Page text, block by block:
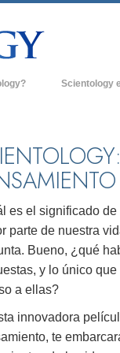
acerca de
de Scientology
es Grandeza?
Scientology
Organizaciones
Freewinds
Llevando
David
es el significado
parte de nuestra
Bueno, ¿qué
y lo único
a ellas?
innovadora
te